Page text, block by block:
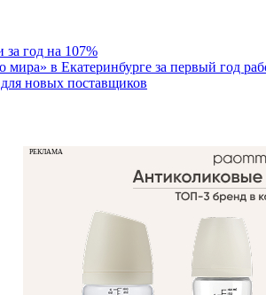
год на 107%
мира» в Екатеринбурге за первый год
новых поставщиков
РЕКЛАМА